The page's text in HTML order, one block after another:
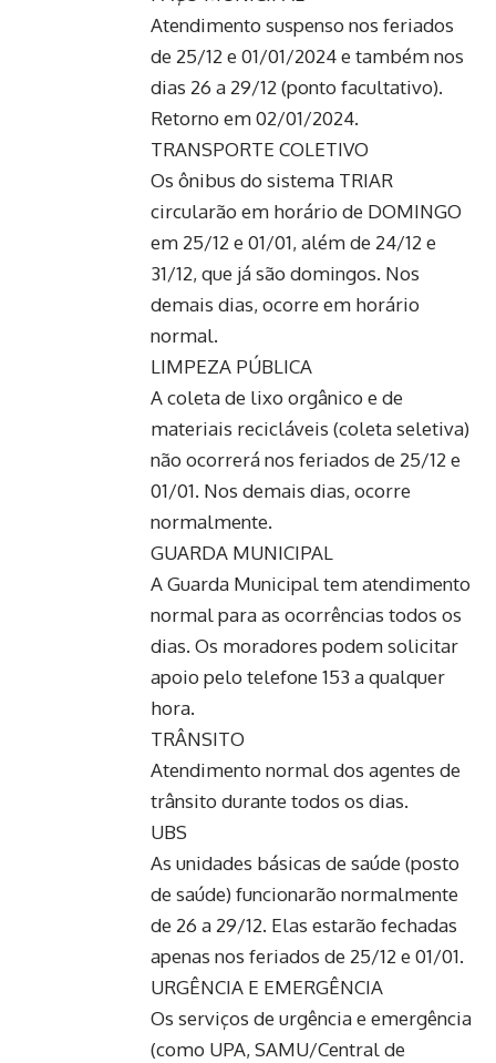
Atendimento suspenso nos feriados
de 25/12 e 01/01/2024 e também nos
dias 26 a 29/12 (ponto facultativo).
Retorno em 02/01/2024.
TRANSPORTE COLETIVO
Os ônibus do sistema TRIAR
circularão em horário de DOMINGO
em 25/12 e 01/01, além de 24/12 e
31/12, que já são domingos. Nos
demais dias, ocorre em horário
normal.
LIMPEZA PÚBLICA
A coleta de lixo orgânico e de
materiais recicláveis (coleta seletiva)
não ocorrerá nos feriados de 25/12 e
01/01. Nos demais dias, ocorre
normalmente.
GUARDA MUNICIPAL
A Guarda Municipal tem atendimento
normal para as ocorrências todos os
dias. Os moradores podem solicitar
apoio pelo telefone 153 a qualquer
hora.
TRÂNSITO
Atendimento normal dos agentes de
trânsito durante todos os dias.
UBS
As unidades básicas de saúde (posto
de saúde) funcionarão normalmente
de 26 a 29/12. Elas estarão fechadas
apenas nos feriados de 25/12 e 01/01.
URGÊNCIA E EMERGÊNCIA
Os serviços de urgência e emergência
(como UPA, SAMU/Central de